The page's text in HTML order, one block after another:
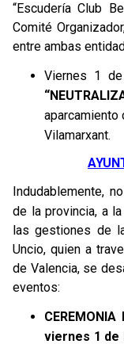
“Escudería Club
Comité
entre ambas
Viernes 1
aparcamiento
Vilamarxant.
Indudablemente,
de la provincia, a
las gestiones de
Uncio, quien a
de Valencia, se
eventos:
viernes 1 de